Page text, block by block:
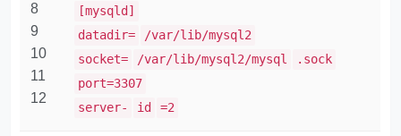
8
9
10
11
12
[mysqld]
datadir=
/var/lib/mysql2
socket=
/var/lib/mysql2/mysql
.sock
port=3307
server-
id =2